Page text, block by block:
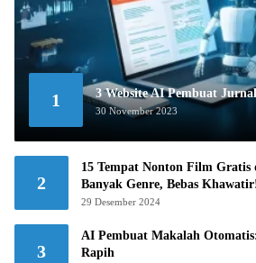
1 3 Website AI Pembuat
30 November 2023
2
15 Tempat Nonton Film Gratis
Banyak Genre, Bebas
29 Desember 2024
3
AI Pembuat Makalah
Rapih